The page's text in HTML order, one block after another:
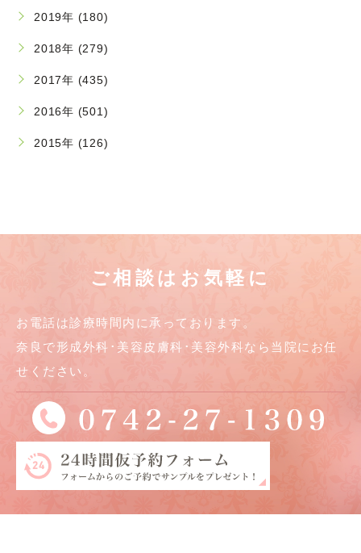
2019年 (180)
2018年 (279)
2017年 (435)
2016年 (501)
2015年 (126)
ご相談はお気軽に
お電話は診療時間内に承っております。
奈良で形成外科･美容皮膚科･美容外科なら当院にお任
せください。